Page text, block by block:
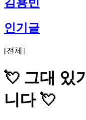
인기글
[전체 ]
💘 그대 있
니다 💘